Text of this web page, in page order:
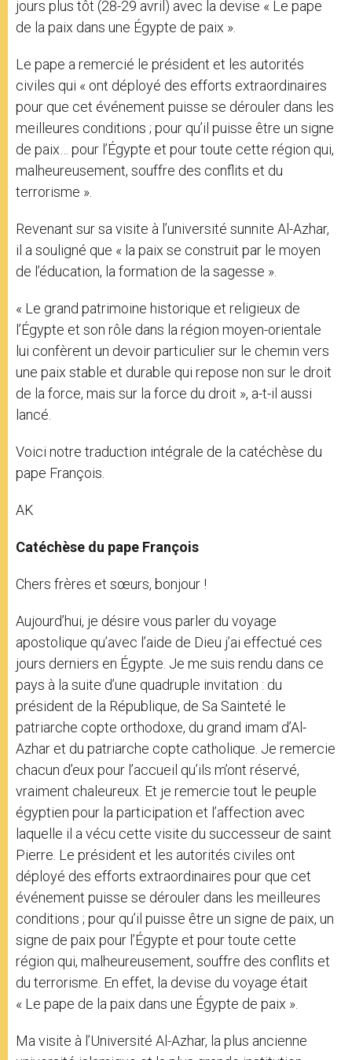
jours plus tôt (28-29 avril) avec la devise « Le pape
de la paix dans une Égypte de paix ».
Le pape a remercié le président et les autorités
civiles qui « ont déployé des efforts extraordinaires
pour que cet événement puisse se dérouler dans les
meilleures conditions ; pour qu’il puisse être un signe
de paix… pour l’Égypte et pour toute cette région qui,
malheureusement, souffre des conflits et du
terrorisme ».
Revenant sur sa visite à l’université sunnite Al-Azhar,
il a souligné que « la paix se construit par le moyen
de l’éducation, la formation de la sagesse ».
« Le grand patrimoine historique et religieux de
l’Égypte et son rôle dans la région moyen-orientale
lui confèrent un devoir particulier sur le chemin vers
une paix stable et durable qui repose non sur le droit
de la force, mais sur la force du droit », a-t-il aussi
lancé.
Voici notre traduction intégrale de la catéchèse du
pape François.
AK
Catéchèse du pape François
Chers frères et sœurs, bonjour !
Aujourd’hui, je désire vous parler du voyage
apostolique qu’avec l’aide de Dieu j’ai effectué ces
jours derniers en Égypte. Je me suis rendu dans ce
pays à la suite d’une quadruple invitation : du
président de la République, de Sa Sainteté le
patriarche copte orthodoxe, du grand imam d’Al-
Azhar et du patriarche copte catholique. Je remercie
chacun d’eux pour l’accueil qu’ils m’ont réservé,
vraiment chaleureux. Et je remercie tout le peuple
égyptien pour la participation et l’affection avec
laquelle il a vécu cette visite du successeur de saint
Pierre. Le président et les autorités civiles ont
déployé des efforts extraordinaires pour que cet
événement puisse se dérouler dans les meilleures
conditions ; pour qu’il puisse être un signe de paix, un
signe de paix pour l’Égypte et pour toute cette
région qui, malheureusement, souffre des conflits et
du terrorisme. En effet, la devise du voyage était
« Le pape de la paix dans une Égypte de paix ».
Ma visite à l’Université Al-Azhar, la plus ancienne